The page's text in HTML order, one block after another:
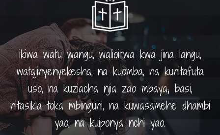
ikiwa watu wangu, walioitwa kwa jina langu,
watajinyenyekesha, na kuomba, na kunitafuta
uso, na kuziacha njia zao mbaya; basi,
nitasikia toka mbinguni, na kuwasamehe dhambi
yao, na kuiponya nchi yao.